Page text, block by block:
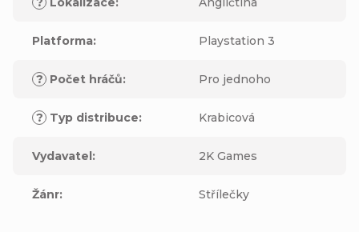
Platforma: Playstation 3
? Počet hráčů: Pro jednoho
? Typ distribuce: Krabicová
Vydavatel : 2K Games
Žánr: Střílečky